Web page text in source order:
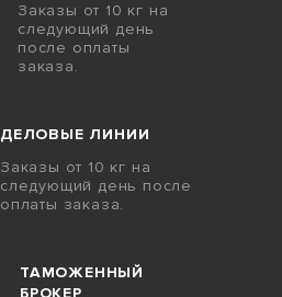
Заказы от 10 кг на
следующий день
после оплаты
заказа.
ДЕЛОВЫЕ ЛИНИИ
Заказы от 10 кг на
следующий день после
оплаты заказа.
ТАМОЖЕННЫЙ